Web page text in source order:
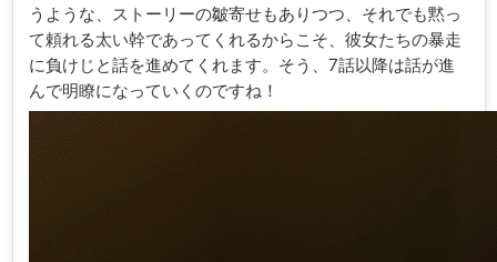
うような、ストーリーの皺寄せもありつつ、それでも黙っ
て頼れる太い幹であってくれるからこそ、彼女たちの暴走
に負けじと話を進めてくれます。そう、7話以降は話が進
んで明瞭になっていくのですね！